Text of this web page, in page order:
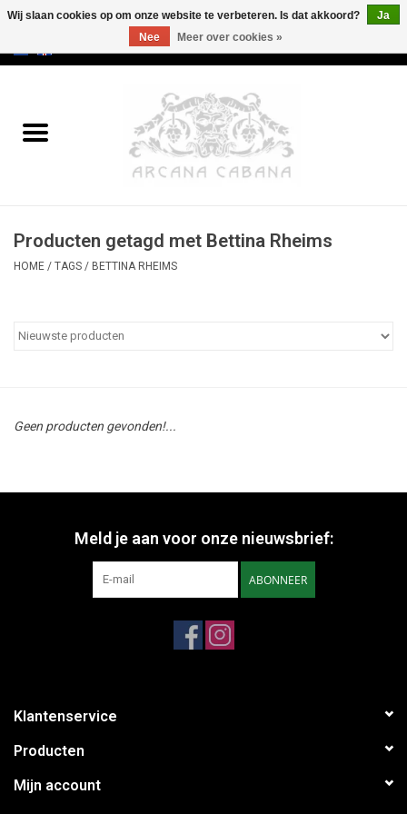
Oud & Zeldzaam
Erotica
Categorieën
Producten getagd met Bettina Rheims
HOME / TAGS / BETTINA RHEIMS
Geen producten gevonden!...
Meld je aan voor onze nieuwsbrief:
ABONNEER
Klantenservice
Producten
Mijn account
Wij slaan cookies op om onze website te verbeteren. Is dat akkoord?
Ja
Nee
Meer over cookies »